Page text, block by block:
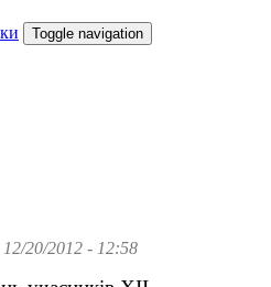
Toggle navigation
20/2012 - 12:58